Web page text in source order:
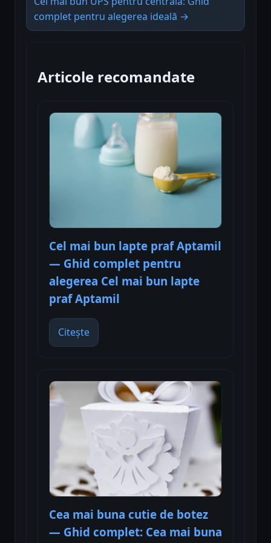
complet pentru alegerea ideală →
Articole recomandate
Cel mai bun lapte praf Aptamil
— Ghid complet pentru
alegerea Cel mai bun lapte
praf Aptamil
Citește
Cea mai buna cutie de botez
— Ghid complet: Cea mai buna